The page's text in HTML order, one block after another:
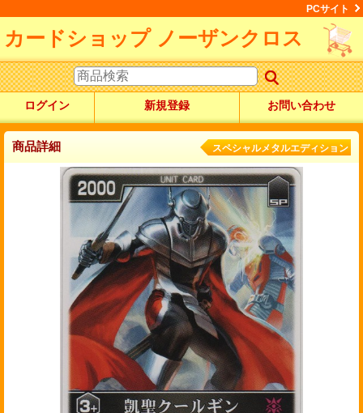
PCサイト
カードショップ ノーザンクロス
ログイン 新規登録 お問い合わせ
商品詳細 スペシャルメタルエディション